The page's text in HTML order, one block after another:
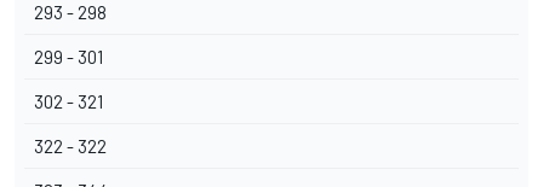
293 - 298
299 - 301
302 - 321
322 - 322